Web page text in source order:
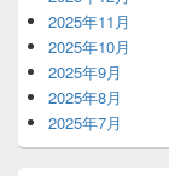
2025年11月
2025年10月
2025年9月
2025年8月
2025年7月